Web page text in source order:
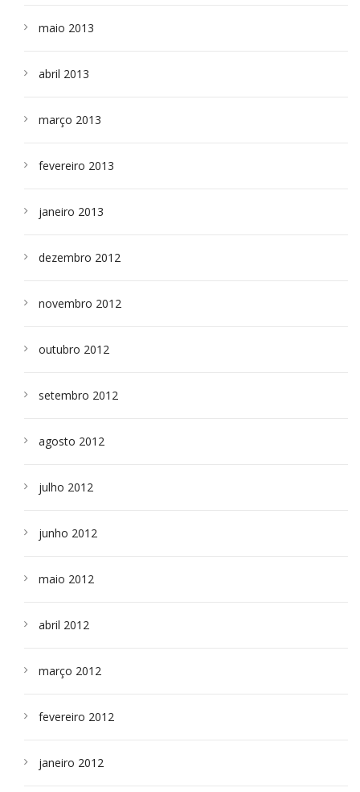
maio 2013
abril 2013
março 2013
fevereiro 2013
janeiro 2013
dezembro 2012
novembro 2012
outubro 2012
setembro 2012
agosto 2012
julho 2012
junho 2012
maio 2012
abril 2012
março 2012
fevereiro 2012
janeiro 2012